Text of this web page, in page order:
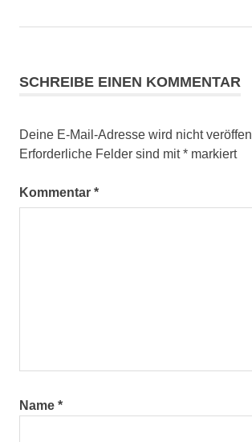
SCHREIBE EINEN KOMMENTAR
Deine E-Mail-Adresse wird nicht
Erforderliche Felder sind mit* markiert
Kommentar *
Name *